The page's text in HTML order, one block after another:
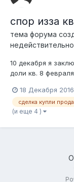
cпор изза
тема форума
10 декабря я
доли кв. 8
долг первого
не заключила с
теперь тот кто дал
18 Декабря 2016
сделка купли
(и еще 4 )